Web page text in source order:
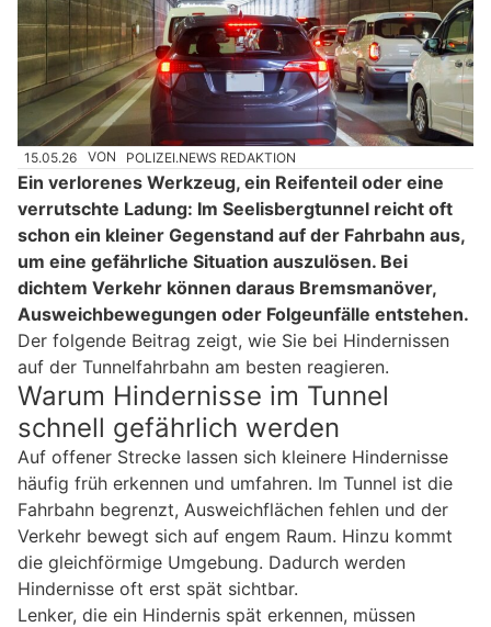
15.05.26 VON POLIZEI.NEWS REDAKTION
Ein verlorenes Werkzeug, ein Reifenteil oder eine
verrutschte Ladung: Im Seelisbergtunnel reicht oft
schon ein kleiner Gegenstand auf der Fahrbahn aus,
um eine gefährliche Situation auszulösen. Bei
dichtem Verkehr können daraus Bremsmanöver,
Ausweichbewegungen oder Folgeunfälle entstehen.
Der folgende Beitrag zeigt, wie Sie bei Hindernissen
auf der Tunnelfahrbahn am besten reagieren.
Warum Hindernisse im Tunnel
schnell gefährlich werden
Auf offener Strecke lassen sich kleinere Hindernisse
häufig früh erkennen und umfahren. Im Tunnel ist die
Fahrbahn begrenzt, Ausweichflächen fehlen und der
Verkehr bewegt sich auf engem Raum. Hinzu kommt
die gleichförmige Umgebung. Dadurch werden
Hindernisse oft erst spät sichtbar.
Lenker, die ein Hindernis spät erkennen, müssen